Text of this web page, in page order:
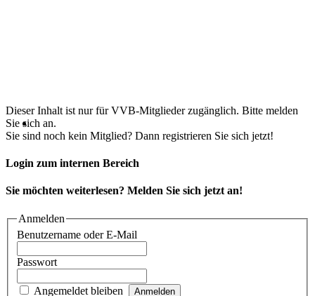
Dieser Inhalt ist nur für VVB-Mitglieder zugänglich. Bitte melden
Sie sich an.
Sie sind noch kein Mitglied? Dann registrieren Sie sich jetzt!
Login zum internen Bereich
Sie möchten weiterlesen? Melden Sie sich jetzt an!
Anmelden
Benutzername oder E-Mail
Passwort
Angemeldet bleiben